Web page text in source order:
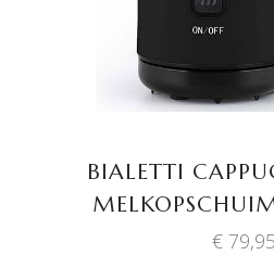
BIALETTI
€79,95